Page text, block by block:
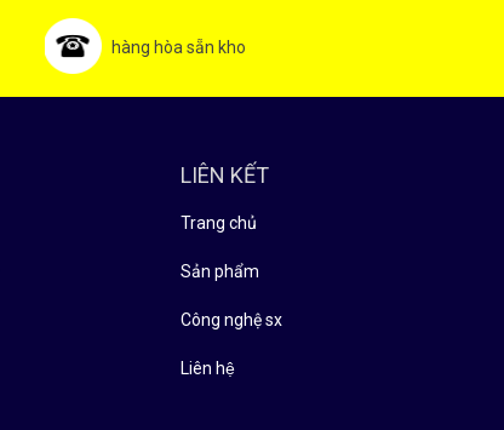
hàng hòa sẵn kho
LIÊN KẾT
Trang chủ
Sản phẩm
Công nghệ sx
Liên hệ